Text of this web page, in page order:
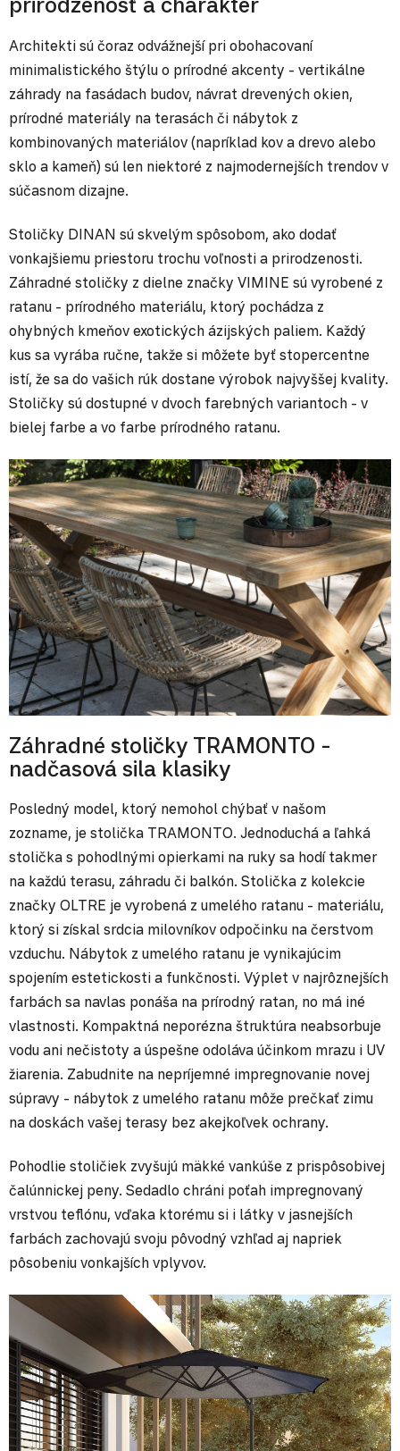
Architekti sú čoraz odvážnejší pri obohacovaní
minimalistického štýlu o prírodné akcenty - vertikálne
záhrady na fasádach budov, návrat drevených okien,
prírodné materiály na terasách či nábytok z
kombinovaných materiálov (napríklad kov a drevo alebo
sklo a kameň) sú len niektoré z najmodernejších trendov v
súčasnom dizajne.
Stoličky DINAN sú skvelým spôsobom, ako dodať
vonkajšiemu priestoru trochu voľnosti a prirodzenosti.
Záhradné stoličky z dielne značky VIMINE sú vyrobené z
ratanu - prírodného materiálu, ktorý pochádza z
ohybných kmeňov exotických ázijských paliem. Každý
kus sa vyrába ručne, takže si môžete byť stopercentne
istí, že sa do vašich rúk dostane výrobok najvyššej kvality.
Stoličky sú dostupné v dvoch farebných variantoch - v
bielej farbe a vo farbe prírodného ratanu.
Záhradné stoličky TRAMONTO -
nadčasová sila klasiky
Posledný model, ktorý nemohol chýbať v našom
zozname, je stolička TRAMONTO. Jednoduchá a ľahká
stolička s pohodlnými opierkami na ruky sa hodí takmer
na každú terasu, záhradu či balkón. Stolička z kolekcie
značky OLTRE je vyrobená z umelého ratanu - materiálu,
ktorý si získal srdcia milovníkov odpočinku na čerstvom
vzduchu. Nábytok z umelého ratanu je vynikajúcim
spojením estetickosti a funkčnosti. Výplet v najrôznejších
farbách sa navlas ponáša na prírodný ratan, no má iné
vlastnosti. Kompaktná neporézna štruktúra neabsorbuje
vodu ani nečistoty a úspešne odoláva účinkom mrazu i UV
žiarenia. Zabudnite na nepríjemné impregnovanie novej
súpravy - nábytok z umelého ratanu môže prečkať zimu
na doskách vašej terasy bez akejkoľvek ochrany.
Pohodlie stoličiek zvyšujú mäkké vankúše z prispôsobivej
čalúnnickej peny. Sedadlo chráni poťah impregnovaný
vrstvou teflónu, vďaka ktorému si i látky v jasnejších
farbách zachovajú svoju pôvodný vzhľad aj napriek
pôsobeniu vonkajších vplyvov.